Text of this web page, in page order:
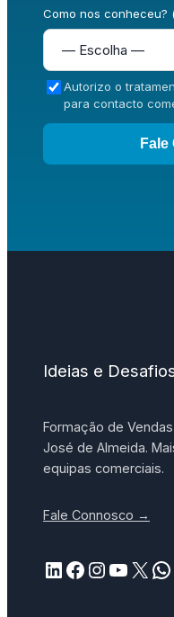
Como nos conheceu?
Autorizo o
para contacto
Ideias e
Formação de
José de Almeida.
equipas comerciais.
Fale Connosco →
LinkedIn Facebook InstagramYouTube X WhatsApp